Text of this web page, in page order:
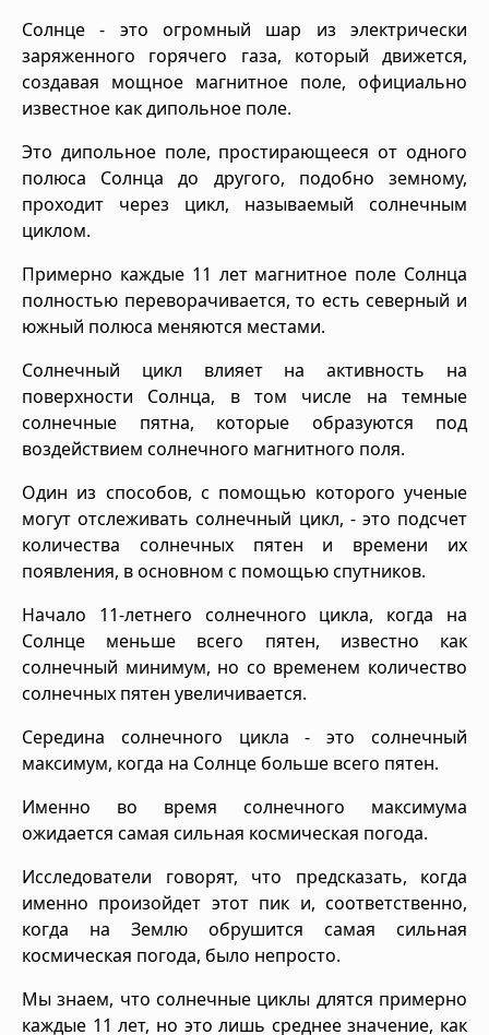
Солнце - это огромный шар из электрически
заряженного горячего газа, который движется,
создавая мощное магнитное поле, официально
известное как дипольное поле.
Это дипольное поле, простирающееся от одного
полюса Солнца до другого, подобно земному,
проходит через цикл, называемый солнечным
циклом.
Примерно каждые 11 лет магнитное поле Солнца
полностью переворачивается, то есть северный и
южный полюса меняются местами.
Солнечный цикл влияет на активность на
поверхности Солнца, в том числе на темные
солнечные пятна, которые образуются под
воздействием солнечного магнитного поля.
Один из способов, с помощью которого ученые
могут отслеживать солнечный цикл, - это подсчет
количества солнечных пятен и времени их
появления, в основном с помощью спутников.
Начало 11-летнего солнечного цикла, когда на
Солнце меньше всего пятен, известно как
солнечный минимум, но со временем количество
солнечных пятен увеличивается.
Середина солнечного цикла - это солнечный
максимум, когда на Солнце больше всего пятен.
Именно во время солнечного максимума
ожидается самая сильная космическая погода.
Исследователи говорят, что предсказать, когда
именно произойдет этот пик и, соответственно,
когда на Землю обрушится самая сильная
космическая погода, было непросто.
Мы знаем, что солнечные циклы длятся примерно
каждые 11 лет, но это лишь среднее значение, как